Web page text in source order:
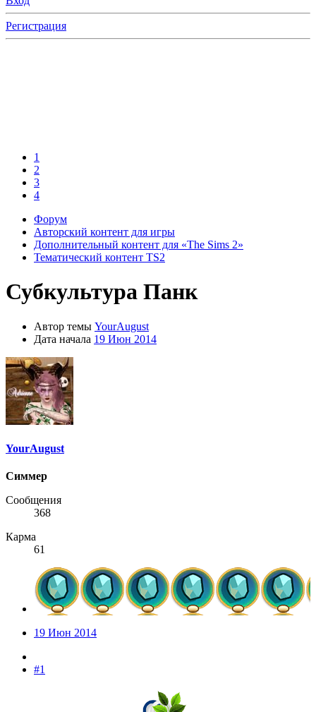
Регистрация
1
2
3
4
Форум
Авторский контент для игры
Дополнительный контент для «The Sims 2»
Тематический контент TS2
Субкультура Панк
Автор темы YourAugust
Дата начала 19 Июн 2014
YourAugust
Симмер
Сообщения
368
Карма
61
19 Июн 2014
#1